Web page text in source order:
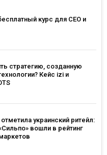
курс для CEO и
стратегию, созданную
Кейс izi и
украинский ритейл:
вошли в рейтинг